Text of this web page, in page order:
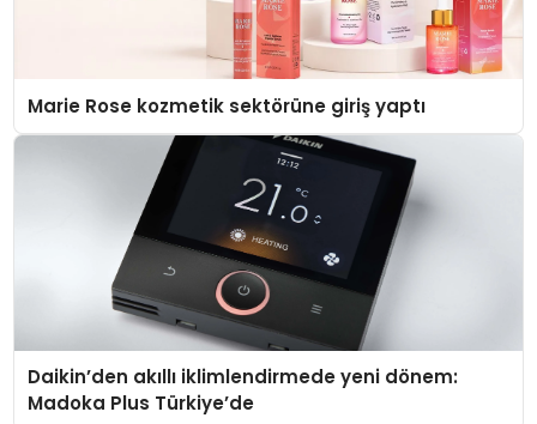
Marie Rose kozmetik sektörüne giriş yaptı
Daikin’den akıllı iklimlendirmede yeni dönem:
Madoka Plus Türkiye’de